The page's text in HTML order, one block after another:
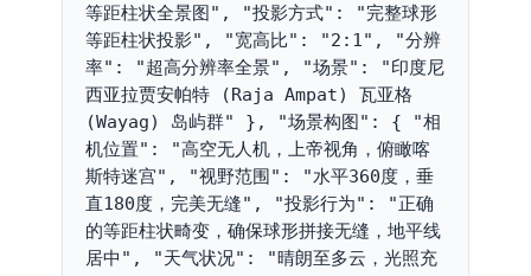
等距柱状全景图", "投影方式": "完整球形
等距柱状投影", "宽高比": "2:1", "分辨
率": "超高分辨率全景", "场景": "印度尼
西亚拉贾安帕特 (Raja Ampat) 瓦亚格
(Wayag) 岛屿群" }, "场景构图": { "相
机位置": "高空无人机，上帝视角，俯瞰喀
斯特迷宫", "视野范围": "水平360度，垂
直180度，完美无缝", "投影行为": "正确
的等距柱状畸变，确保球形拼接无缝，地平线
居中", "天气状况": "晴朗至多云，光照充